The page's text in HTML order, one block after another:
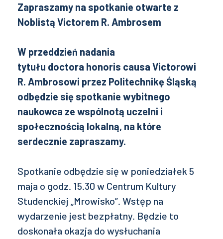
Zapraszamy na spotkanie otwarte z
Noblistą Victorem R. Ambrosem
W przeddzień nadania
tytułu doctora honoris causa Victorowi
R. Ambrosowi przez Politechnikę Śląską
odbędzie się spotkanie wybitnego
naukowca ze wspólnotą uczelni i
społecznością lokalną, na które
serdecznie zapraszamy.
Spotkanie odbędzie się w poniedziałek 5
maja o godz. 15.30 w Centrum Kultury
Studenckiej „Mrowisko”. Wstęp na
wydarzenie jest bezpłatny. Będzie to
doskonała okazja do wysłuchania